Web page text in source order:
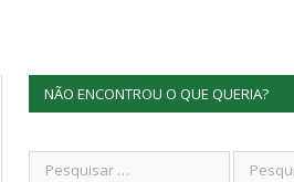
NÃO ENCONTROU O QUE QUERIA?